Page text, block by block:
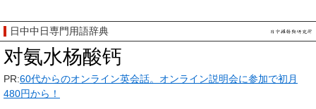
日中中日専門用語辞典
对氨水杨酸钙
PR:60代からのオンライン英会話。オンライン説明会に参加で初月
480円から！